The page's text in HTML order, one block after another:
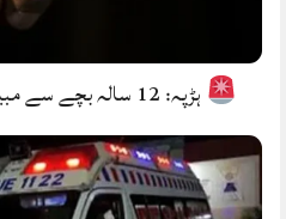
ہڑپہ: 12 سالہ بچے سے مبینہ زیادتی، 3 ملزمان گرفتار.